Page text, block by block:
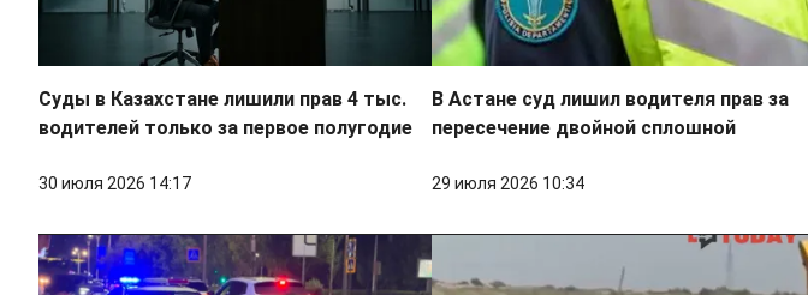
Суды в Казахстане лишили прав 4 тыс.
водителей только за первое полугодие
30 июля 2026 14:17
В Астане суд лишил водителя прав за
пересечение двойной сплошной
29 июля 2026 10:34